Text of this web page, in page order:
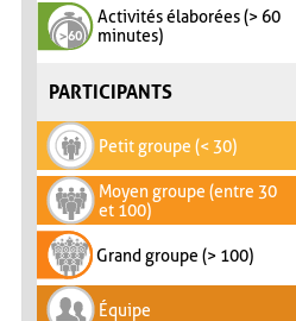
Activités élaborées (> 60
minutes)
PARTICIPANTS
Petit groupe (< 30)
Moyen groupe (entre 30
et 100)
Grand groupe (> 100)
Équipe